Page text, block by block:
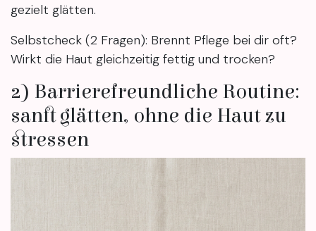
gezielt glätten.
Selbstcheck (2 Fragen): Brennt Pflege bei dir oft?
Wirkt die Haut gleichzeitig fettig und trocken?
2) Barrierefreundliche Routine:
sanft glätten, ohne die Haut zu
stressen